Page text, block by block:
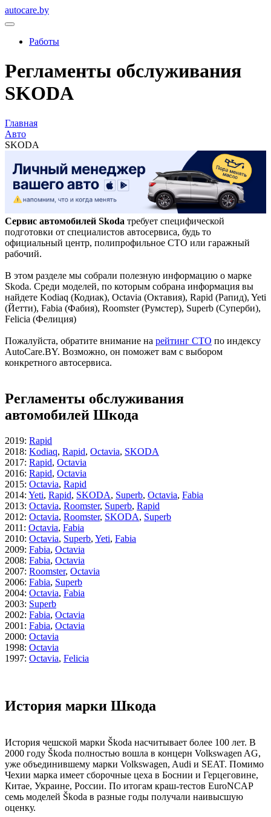
autocare.by
Работы
Регламенты обслуживания
SKODA
Главная
Авто
SKODA
Сервис автомобилей Skoda требует специфической
подготовки от специалистов автосервиса, будь то
официальный центр, полипрофильное СТО или гаражный
рабочий.
В этом разделе мы собрали полезную информацию о марке
Skoda. Среди моделей, по которым собрана информация вы
найдете Kodiaq (Кодиак), Octavia (Октавия), Rapid (Рапид), Yeti
(Йетти), Fabia (Фабия), Roomster (Румстер), Superb (Суперби),
Felicia (Фелиция)
Пожалуйста, обратите внимание на рейтинг СТО по индексу
AutoCare.BY. Возможно, он поможет вам с выбором
конкретного автосервиса.
Регламенты обслуживания
автомобилей Шкода
2019: Rapid
2018: Kodiaq, Rapid, Octavia, SKODA
2017: Rapid, Octavia
2016: Rapid, Octavia
2015: Octavia, Rapid
2014: Yeti, Rapid, SKODA, Superb, Octavia, Fabia
2013: Octavia, Roomster, Superb, Rapid
2012: Octavia, Roomster, SKODA, Superb
2011 : Octavia, Fabia
2010: Octavia, Superb, Yeti, Fabia
2009: Fabia, Octavia
2008: Fabia, Octavia
2007: Roomster, Octavia
2006: Fabia, Superb
2004: Octavia, Fabia
2003: Superb
2002: Fabia, Octavia
2001 : Fabia, Octavia
2000: Octavia
1998: Octavia
1997: Octavia, Felicia
История марки Шкода
История чешской марки Škoda насчитывает более 100 лет. В
2000 году Škoda полностью вошла в концерн Volkswagen AG,
уже объединившему марки Volkswagen, Audi и SEAT. Помимо
Чехии марка имеет сборочные цеха в Боснии и Герцеговине,
Китае, Украине, России. По итогам краш-тестов EuroNCAP
семь моделей Škoda в разные годы получали наивысшую
оценку.